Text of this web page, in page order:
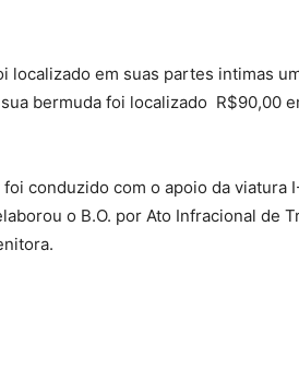
localizado em suas partes intimas
bermuda foi localizado R$90,00
conduzido com o apoio da viatura
o B.O. por Ato Infracional de